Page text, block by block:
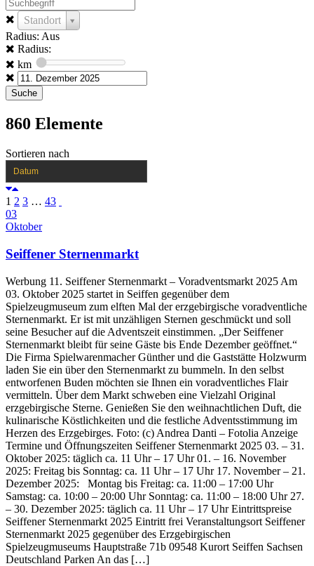
Standort
Radius: Aus
Radius:
km
860 Elemente
Sortieren nach
Datum
1 2 3 … 43
03
Oktober
Seiffener Sternenmarkt
Werbung 11. Seiffener Sternenmarkt – Voradventsmarkt 2025 Am
03. Oktober 2025 startet in Seiffen gegenüber dem
Spielzeugmuseum zum elften Mal der erzgebirgische voradventliche
Sternenmarkt. Er ist mit unzähligen Sternen geschmückt und soll
seine Besucher auf die Adventszeit einstimmen. „Der Seiffener
Sternenmarkt bleibt für seine Gäste bis Ende Dezember geöffnet.“
Die Firma Spielwarenmacher Günther und die Gaststätte Holzwurm
laden Sie ein über den Sternenmarkt zu bummeln. In den selbst
entworfenen Buden möchten sie Ihnen ein voradventliches Flair
vermitteln. Über dem Markt schweben eine Vielzahl Original
erzgebirgische Sterne. Genießen Sie den weihnachtlichen Duft, die
kulinarische Köstlichkeiten und die festliche Adventsstimmung im
Herzen des Erzgebirges. Foto: (c) Andrea Danti – Fotolia Anzeige
Termine und Öffnungszeiten Seiffener Sternenmarkt 2025 03. – 31.
Oktober 2025: täglich ca. 11 Uhr – 17 Uhr 01. – 16. November
2025: Freitag bis Sonntag: ca. 11 Uhr – 17 Uhr 17. November – 21.
Dezember 2025: Montag bis Freitag: ca. 11:00 – 17:00 Uhr
Samstag: ca. 10:00 – 20:00 Uhr Sonntag: ca. 11:00 – 18:00 Uhr 27.
– 30. Dezember 2025: täglich ca. 11 Uhr – 17 Uhr Eintrittspreise
Seiffener Sternenmarkt 2025 Eintritt frei Veranstaltungsort Seiffener
Sternenmarkt 2025 gegenüber des Erzgebirgischen
Spielzeugmuseums Hauptstraße 71b 09548 Kurort Seiffen Sachsen
Deutschland Parken An das […]